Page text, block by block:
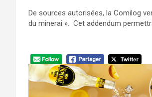
De sources autorisées, la Comilog
du minerai ». Cet addendum